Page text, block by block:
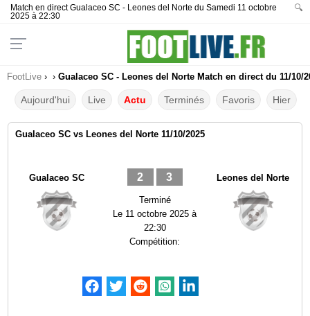
Match en direct Gualaceo SC - Leones del Norte du Samedi 11 octobre
2025 à 22:30
🔍
FootLive › › Gualaceo SC - Leones del Norte Match en direct du 11/10/
Aujourd'hui Live Actu Terminés Favoris Hier
Gualaceo SC vs Leones del Norte 11/10/2025
Gualaceo SC 2 3
Terminé
Le 11 octobre 2025 à
22:30
Compétition:
Leones del Norte